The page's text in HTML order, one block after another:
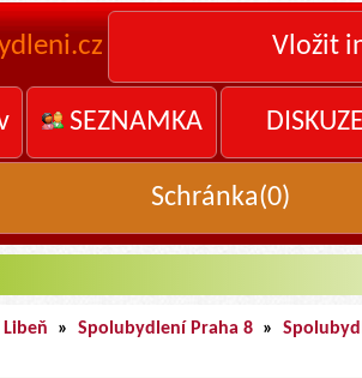
Vložit
SEZNAMKA
Schránka(0)
» Spolubydlení Praha 8 »